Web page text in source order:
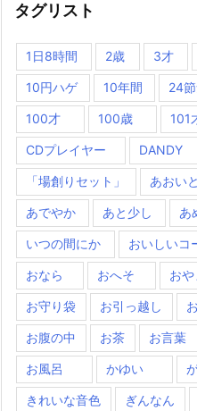
タグリスト
1日8時間 2歳 3才
10円ハゲ 10年間 24
100才 100歳 101
CDプレイヤー DANDY
「場創りセット」 あおい
あでやか あと少し あ
いつの間にか おいしいコ
おなら おへそ おや
お守り袋 お引っ越し
お腹の中 お茶 お言葉
お風呂 かゆい
きれいな音色 ぎんなん